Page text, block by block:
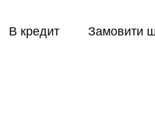
В кредит Замовити